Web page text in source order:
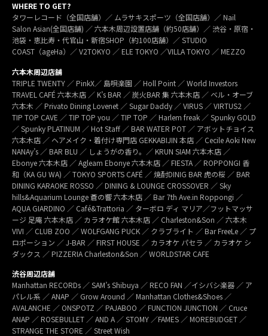
WHERE TO GET?
タワーレコード（全国店舗）／ ムラサキスポーツ（全国店舗）／ Nail
Salon Asian(全国店舗) ／ 六本木周辺設置店舗（約50店舗）／ 渋谷・原宿・
池袋・恵比寿・代官山・新宿SHOP（約100店舗）／ STUDIO
COAST（ageHa）／ V2TOKYO ／ ELE TOKYO ／VILLA TOKYO ／ MEZZO
六本木周辺店舗
TRIPLE TWENTY ／ PinkX／ 島唄楽園 ／ Holl Point ／ World Investors
TRAVEL CAFÉ 六本木店 ／ K’s BAR ／ 炭火BAR 集 六本木店 ／ ベル・オーブ
六本木 ／ Privato Dining Lovenet ／ Sugar Daddy ／ VIRUS ／ VIRTUS2 ／
TIP TOP CAVE ／ TIP TOP you ／ TIP TOP ／ Harlem freak ／ Spunky GOLD
／ Spunky PLATINUM ／ Hot Staff ／ BAR WATER POT ／ アボットチョイス
六本木店 ／ ヘアメイク・着付け専門店 GEKKABIJIN 本店 ／ Cecile Aoki New
NANAy’s ／ BAR BLU ／ しょうがの香り。／ KRUN SIAM 六本木店 ／
Ebonye 六本木店 ／ Agleam Ebonye 六本木店 ／ FIESTA ／ ROPPONGI 香
和（KA GU WA) ／ TOKYO SPORTS CAFÉ ／ 焼酎DINIG BAR 虎の桜 ／ BAR
DINING KARAOKE ROSSO ／ DINING & LOUNGE CROSSOVER ／ Sky
hills&Aquarium Lounge 蒼の響 六本木店 ／ Bar 7th Ave.in Roppongi ／
AQUA GIARDINO ／ Café&Trattoria ／ ターボロ ディ マリア／フットマッサ
ージ 足庵 六本木店 ／ カラオケ館 六本木店 ／ Charleston&Son ／ 六本木
VIVI ／ CLUB ZOO ／ WOLFGANG PUCK ／ クラブライト ／ Bar FreeLe ／ プ
ロポーション ／ J-BAR ／ FIRST HOUSE ／ カラオケ パセラ ／ カラオケ シ
ダックス ／ PIZZERIA Charleston&Son ／ WORLDSTAR CAFE
渋谷周辺店舗
Manhattan RECORDs ／ SAM’s Shibuya ／ RECO FAN ／イシバシ楽器 ／ ア
パレル系 ／ ANAP ／ Grow Around ／ Manhattan Clothes&Shoes ／
AVALANCHE ／ ONSPOTZ ／ PAJABOO ／ FUNCTION JUNCTION ／ Cruce
ANAP ／ ROSEBULLET ／ AND A ／ STOMY ／FAMES ／ MOREBUDGET ／
STRANGE THE STORE ／ Street Wish